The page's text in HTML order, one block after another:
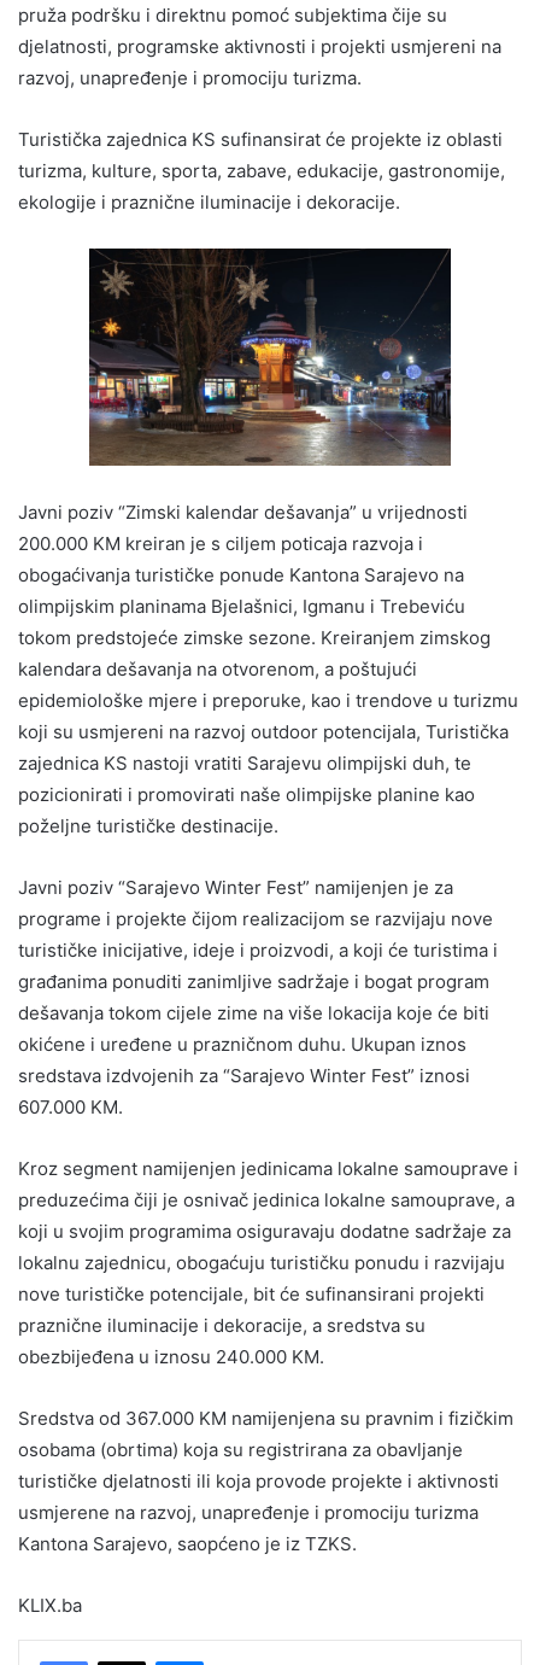
pruža podršku i direktnu pomoć subjektima čije su
djelatnosti, programske aktivnosti i projekti usmjereni na
razvoj, unapređenje i promociju turizma.
Turistička zajednica KS sufinansirat će projekte iz oblasti
turizma, kulture, sporta, zabave, edukacije, gastronomije,
ekologije i praznične iluminacije i dekoracije.
Javni poziv “Zimski kalendar dešavanja” u vrijednosti
200.000 KM kreiran je s ciljem poticaja razvoja i
obogaćivanja turističke ponude Kantona Sarajevo na
olimpijskim planinama Bjelašnici, Igmanu i Trebeviću
tokom predstojeće zimske sezone. Kreiranjem zimskog
kalendara dešavanja na otvorenom, a poštujući
epidemiološke mjere i preporuke, kao i trendove u turizmu
koji su usmjereni na razvoj outdoor potencijala, Turistička
zajednica KS nastoji vratiti Sarajevu olimpijski duh, te
pozicionirati i promovirati naše olimpijske planine kao
poželjne turističke destinacije.
Javni poziv “Sarajevo Winter Fest” namijenjen je za
programe i projekte čijom realizacijom se razvijaju nove
turističke inicijative, ideje i proizvodi, a koji će turistima i
građanima ponuditi zanimljive sadržaje i bogat program
dešavanja tokom cijele zime na više lokacija koje će biti
okićene i uređene u prazničnom duhu. Ukupan iznos
sredstava izdvojenih za “Sarajevo Winter Fest” iznosi
607.000 KM.
Kroz segment namijenjen jedinicama lokalne samouprave i
preduzećima čiji je osnivač jedinica lokalne samouprave, a
koji u svojim programima osiguravaju dodatne sadržaje za
lokalnu zajednicu, obogaćuju turističku ponudu i razvijaju
nove turističke potencijale, bit će sufinansirani projekti
praznične iluminacije i dekoracije, a sredstva su
obezbijeđena u iznosu 240.000 KM.
Sredstva od 367.000 KM namijenjena su pravnim i fizičkim
osobama (obrtima) koja su registrirana za obavljanje
turističke djelatnosti ili koja provode projekte i aktivnosti
usmjerene na razvoj, unapređenje i promociju turizma
Kantona Sarajevo, saopćeno je iz TZKS.
KLIX.ba